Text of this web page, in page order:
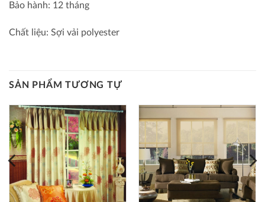
Bảo hành: 12 tháng
Chất liệu: Sợi vải polyester
SẢN PHẨM TƯƠNG TỰ